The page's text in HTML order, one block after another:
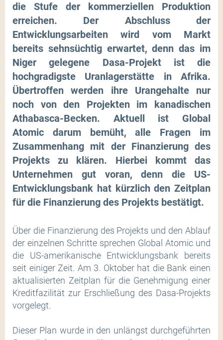
die Stufe der kommerziellen Produktion
erreichen. Der Abschluss der
Entwicklungsarbeiten wird vom Markt
bereits sehnsüchtig erwartet, denn das im
Niger gelegene Dasa-Projekt ist die
hochgradigste Uranlagerstätte in Afrika.
Übertroffen werden ihre Urangehalte nur
noch von den Projekten im kanadischen
Athabasca-Becken. Aktuell ist Global
Atomic darum bemüht, alle Fragen im
Zusammenhang mit der Finanzierung des
Projekts zu klären. Hierbei kommt das
Unternehmen gut voran, denn die US-
Entwicklungsbank hat kürzlich den Zeitplan
für die Finanzierung des Projekts bestätigt.
Über die Finanzierung des Projekts und den Ablauf
der einzelnen Schritte sprechen Global Atomic und
die US-amerikanische Entwicklungsbank bereits
seit einiger Zeit. Am 3. Oktober hat die Bank einen
aktualisierten Zeitplan für die Genehmigung einer
Kreditfazilität zur Erschließung des Dasa-Projekts
vorgelegt.
Dieser Plan wurde in den unlängst durchgeführten